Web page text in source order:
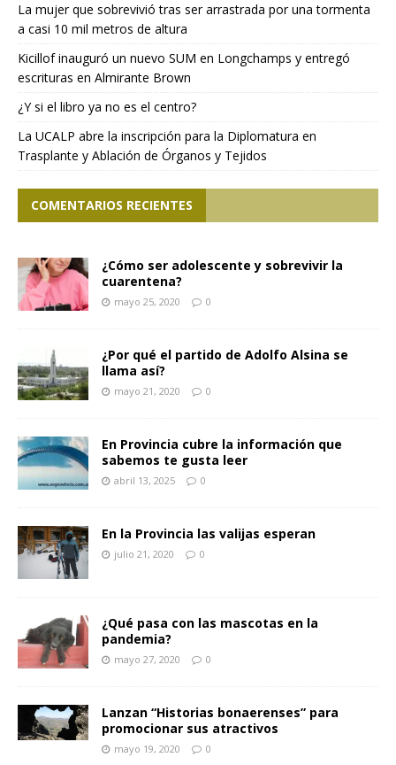
La mujer que sobrevivió tras ser arrastrada por una tormenta
a casi 10 mil metros de altura
Kicillof inauguró un nuevo SUM en Longchamps y entregó
escrituras en Almirante Brown
¿Y si el libro ya no es el centro?
La UCALP abre la inscripción para la Diplomatura en
Trasplante y Ablación de Órganos y Tejidos
COMENTARIOS RECIENTES
¿Cómo ser adolescente y sobrevivir la
cuarentena?
mayo 25, 2020 0
¿Por qué el partido de Adolfo Alsina se
llama así?
mayo 21, 2020 0
En Provincia cubre la información que
sabemos te gusta leer
abril 13, 2025 0
En la Provincia las valijas esperan
julio 21, 2020 0
¿Qué pasa con las mascotas en la
pandemia?
mayo 27, 2020 0
Lanzan “Historias bonaerenses” para
promocionar sus atractivos
mayo 19, 2020 0